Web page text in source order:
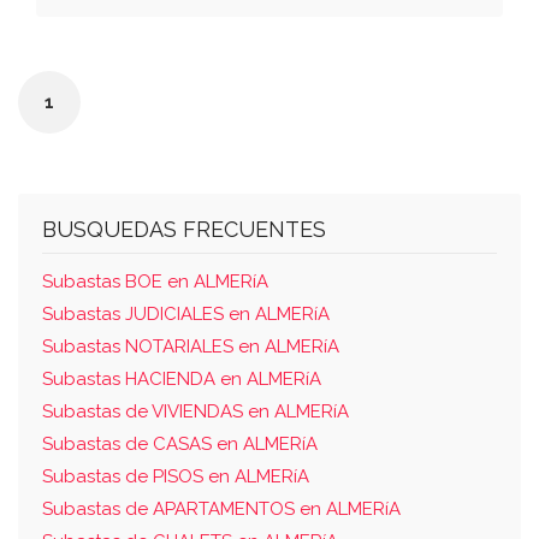
el cuarto de baño, se encuentra la referida
terraza superior.
1
BUSQUEDAS FRECUENTES
Subastas BOE en ALMERíA
Subastas JUDICIALES en ALMERíA
Subastas NOTARIALES en ALMERíA
Subastas HACIENDA en ALMERíA
Subastas de VIVIENDAS en ALMERíA
Subastas de CASAS en ALMERíA
Subastas de PISOS en ALMERíA
Subastas de APARTAMENTOS en ALMERíA